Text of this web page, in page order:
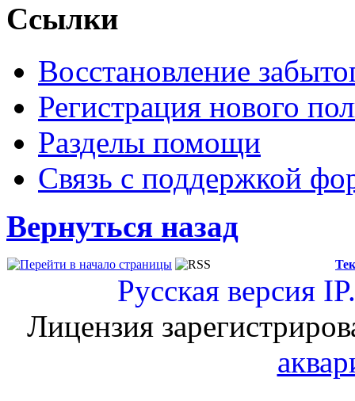
Ссылки
Восстановление
Регистрация нового
Разделы помощи
Связь с поддержкой
Вернуться назад
Русская версия
Лицензия